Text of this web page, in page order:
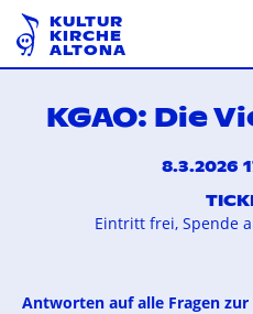
KULTUR
KIRCHE
ALTONA
KGAO: Die
8.3.2026
Eintritt frei, Spende
Antworten auf alle Fragen